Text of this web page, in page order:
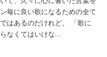
毎に良い歌になるための全て
はあるのだけれど。 「歌に
なくてはいけな...